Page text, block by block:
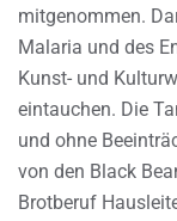
mitgenommen.
Malaria und des
Kunst- und
eintauchen. Die
und ohne
von den Black
Brotberuf